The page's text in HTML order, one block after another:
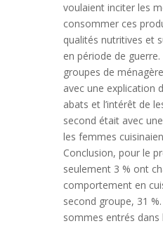
voulaient inciter les
consommer ces
qualités nutritives et
en période de
groupes de
avec une explication
abats et l’intérêt de
second était avec
les femmes
Conclusion, pour le
seulement 3 % ont
comportement en
second groupe, 31
sommes entrés dans